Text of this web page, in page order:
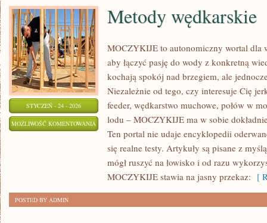
STYCZEŃ - 24 - 2026
MOŻLIWOŚĆ KOMENTOWANIA METODY
WĘDKARSKIE
Metody wędkarskie
MOCZYKIJE to autonomiczny wortal dla
aby łączyć pasję do wody z konkretną
kochają spokój nad brzegiem, ale
Niezależnie od tego, czy interesuje Cię
feeder, wędkarstwo muchowe, połów w
lodu – MOCZYKIJE ma w sobie
Ten portal nie udaje encyklopedii
się realne testy. Artykuły są pisane z
mógł ruszyć na łowisko i od razu
MOCZYKIJE stawia na jasny przekaz: [
POSTED BY ADMIN